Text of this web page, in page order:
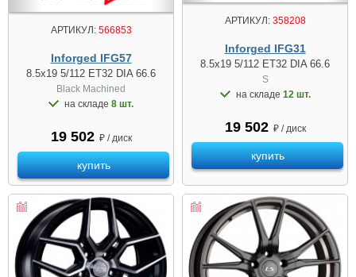
АРТИКУЛ:566853
Inforged IFG57
8.5x19 5/112 ET32 DIA 66.6
Black Machined
на складе 8 шт.
19 502 ₽ / диск
купить
АРТИКУЛ:358208
Inforged IFG31
8.5x19 5/112 ET32 DIA 66.6
S
на складе 12 шт.
19 502 ₽ / диск
купить